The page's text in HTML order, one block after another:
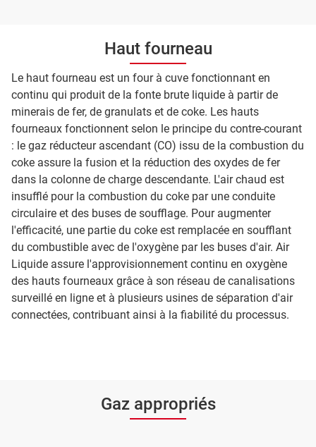
Haut fourneau
Le haut fourneau est un four à cuve fonctionnant en
continu qui produit de la fonte brute liquide à partir de
minerais de fer, de granulats et de coke. Les hauts
fourneaux fonctionnent selon le principe du contre-courant
: le gaz réducteur ascendant (CO) issu de la combustion du
coke assure la fusion et la réduction des oxydes de fer
dans la colonne de charge descendante. L'air chaud est
insufflé pour la combustion du coke par une conduite
circulaire et des buses de soufflage. Pour augmenter
l'efficacité, une partie du coke est remplacée en soufflant
du combustible avec de l'oxygène par les buses d'air. Air
Liquide assure l'approvisionnement continu en oxygène
des hauts fourneaux grâce à son réseau de canalisations
surveillé en ligne et à plusieurs usines de séparation d'air
connectées, contribuant ainsi à la fiabilité du processus.
Gaz appropriés